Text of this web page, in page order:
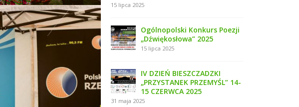
15 lipca 2025
Ogólnopolski Konkurs Poezji
„Dźwiękosłowa” 2025
15 lipca 2025
IV DZIEŃ BIESZCZADZKI
„PRZYSTANEK PRZEMYŚL” 14-
15 CZERWCA 2025
31 maja 2025